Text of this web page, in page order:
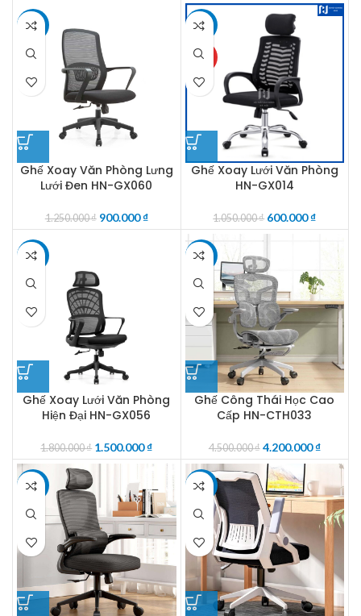
-28%
Ghế Xoay Văn Phòng Lưng
Lưới Đen HN-GX060
1.250.000₫ 900.000₫
-43%
HOT
Ghế Xoay Lưới Văn Phòng
HN-GX014
1.050.000₫ 600.000₫
-17%
Ghế Xoay Lưới Văn Phòng
Hiện Đại HN-GX056
1.800.000₫ 1.500.000₫
-7%
Ghế Công Thái Học Cao
Cấp HN-CTH033
4.500.000₫ 4.200.000₫
-20% -21%